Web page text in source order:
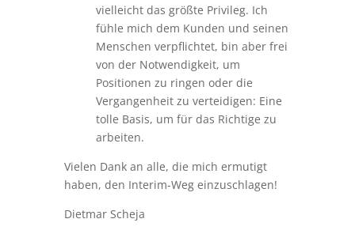
vielleicht das größte Privileg. Ich
fühle mich dem Kunden und seinen
Menschen verpflichtet, bin aber frei
von der Notwendigkeit, um
Positionen zu ringen oder die
Vergangenheit zu verteidigen: Eine
tolle Basis, um für das Richtige zu
arbeiten.
Vielen Dank an alle, die mich ermutigt
haben, den Interim-Weg einzuschlagen!
Dietmar Scheja